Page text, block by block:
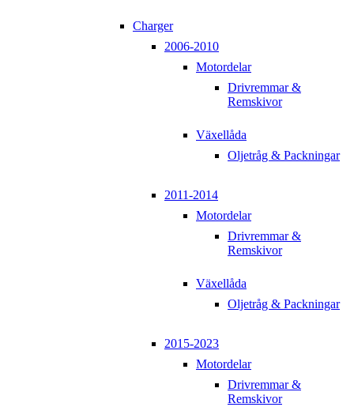
Charger
2006-2010
Motordelar
Drivremmar &
Remskivor
Växellåda
Oljetråg & Packningar
2011-2014
Motordelar
Drivremmar &
Remskivor
Växellåda
Oljetråg & Packningar
2015-2023
Motordelar
Drivremmar &
Remskivor